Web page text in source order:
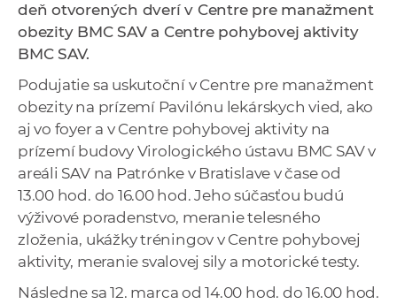
p
r
A
deň otvorených dverí v Centre pre manažment
obezity BMC SAV a Centre pohybovej aktivity
BMC SAV.
Podujatie sa uskutoční v Centre pre manažment
obezity na prízemí Pavilónu lekárskych vied, ako
aj vo foyer a v Centre pohybovej aktivity na
prízemí budovy Virologického ústavu BMC SAV v
areáli SAV na Patrónke v Bratislave v čase od
13.00 hod. do 16.00 hod. Jeho súčasťou budú
výživové poradenstvo, meranie telesného
zloženia, ukážky tréningov v Centre pohybovej
aktivity, meranie svalovej sily a motorické testy.
Následne sa 12. marca od 14.00 hod. do 16.00 hod.